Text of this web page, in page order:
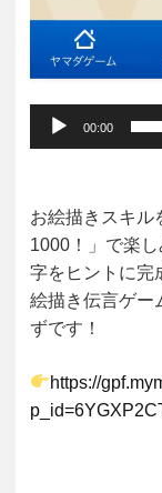
00:00
お絵描きスキル
1000！」で楽
字をヒントに完
絵描き伝言ゲー
ずです！
https://